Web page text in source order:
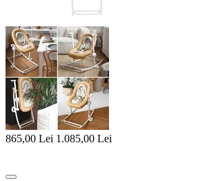
865,00 Lei 1.085,00 Lei